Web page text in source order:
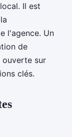
Il est
l'agence. Un
de
ouverte sur
clés.